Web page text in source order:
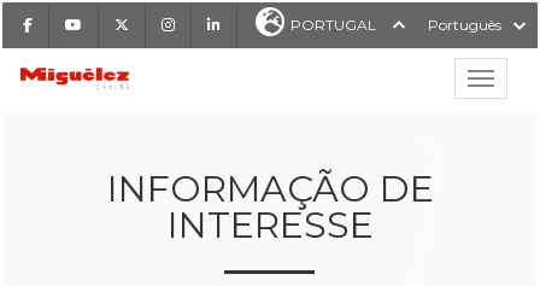
FacebookYoutube InstagramLinkedIn PORTUGAL Português
Miguélez Cabos
INFORMAÇÃO DE
INTERESSE